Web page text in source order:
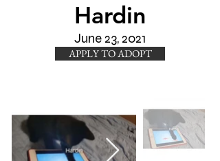
Hardin
June 23, 2021
APPLY TO ADOPT